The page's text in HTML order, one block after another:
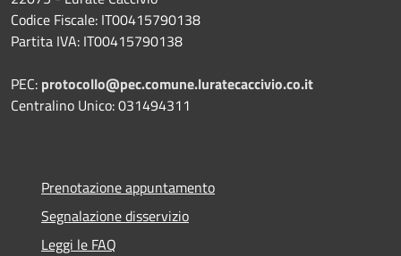
Codice Fiscale: IT00415790138
Partita IVA: IT00415790138
PEC: protocollo@pec.comune.luratecaccivio.co.it
Centralino Unico: 031494311
Prenotazione appuntamento
Segnalazione disservizio
Leggi le FAQ